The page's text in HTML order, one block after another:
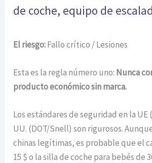
de coche, equipo de
El riesgo:Fallo crítico / Lesiones
Esta es la regla número uno: Nunca
producto económico sin marca.
Los estándares de seguridad en la UE
UU. (DOT/Snell) son rigurosos.
chinas legítimas, es probable que el
15 $ o la silla de coche para bebés de